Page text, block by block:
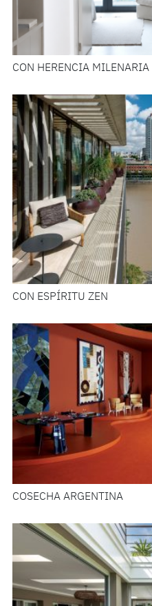
CON HERENCIA MILENARIA
CON ESPÍRITU ZEN
COSECHA ARGENTINA